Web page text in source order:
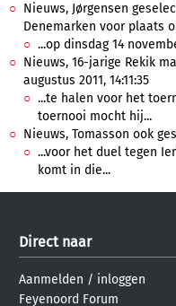
Nieuws, Jørgensen
Denemarken voor plaats
...op dinsdag 14
Nieuws, 16-jarige Rekik
augustus 2011, 14:11:35
...te halen voor het
toernooi mocht hij...
Nieuws, Tomasson ook
...voor het duel tegen
komt in die...
Direct naar
Aanmelden / inloggen
Feyenoord Forum